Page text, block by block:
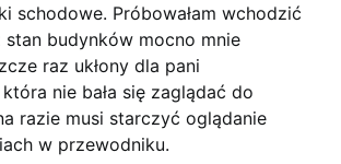
schodowe. Próbowałam wchodzić
budynków mocno mnie
raz ukłony dla pani
nie bała się zaglądać do
razie musi starczyć oglądanie
w przewodniku.